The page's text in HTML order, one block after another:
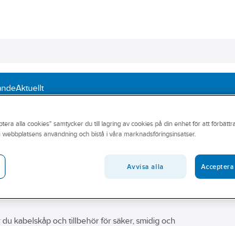
Aktuellt
kabelskåp och tillbehör för säker, smidig och
alla cookies" samtycker du till lagring av cookies på din enhet för att
användning och bistå i våra marknadsföringsinsatser.
Avvisa alla